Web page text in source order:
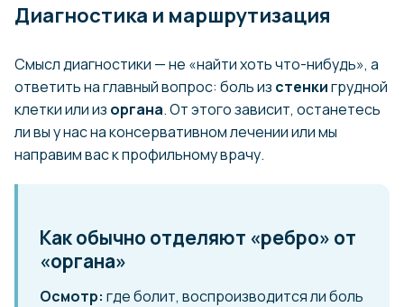
Диагностика и маршрутизация
Смысл диагностики — не «найти хоть что-нибудь», а
ответить на главный вопрос: боль из стенкигрудной
клетки или из органа. От этого зависит, останетесь
ли вы у нас на консервативном лечении или мы
направим вас к профильному врачу.
Как обычно отделяют «ребро» от
«органа»
Осмотр: где болит, воспроизводится ли боль